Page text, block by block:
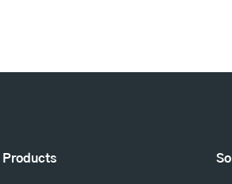
Products